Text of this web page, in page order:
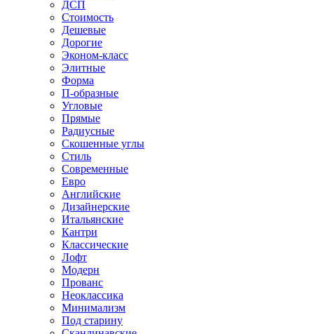
ДСП
Стоимость
Дешевые
Дорогие
Эконом-класс
Элитные
Форма
П-образные
Угловые
Прямые
Радиусные
Скошенные углы
Стиль
Современные
Евро
Английские
Дизайнерские
Итальянские
Кантри
Классические
Лофт
Модерн
Прованс
Неоклассика
Минимализм
Под старину